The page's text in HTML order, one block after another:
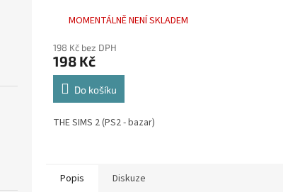
MOMENTÁLNĚ NENÍ SKLADEM
198 Kč bez DPH
198 Kč
Do košíku
THE SIMS 2 (PS2 - bazar)
Popis Diskuze